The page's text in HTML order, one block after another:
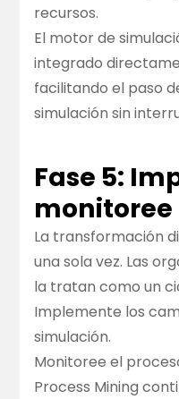
recursos.
El motor de
integrado
facilitando el paso
simulación sin
Fase 5:
monitoree
La transformación
una sola vez. Las
la tratan como un
Implemente los
simulación.
Monitoree el
Process Mining